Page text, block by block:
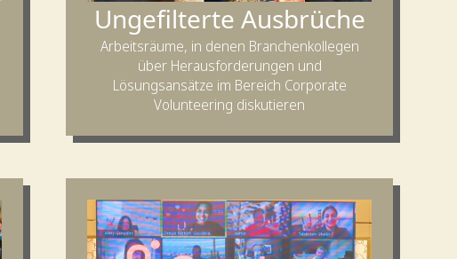
Ungefilterte Ausbrüche
Arbeitsräume, in denen Branchenkollegen
über Herausforderungen und
Lösungsansätze im Bereich Corporate
Volunteering diskutieren